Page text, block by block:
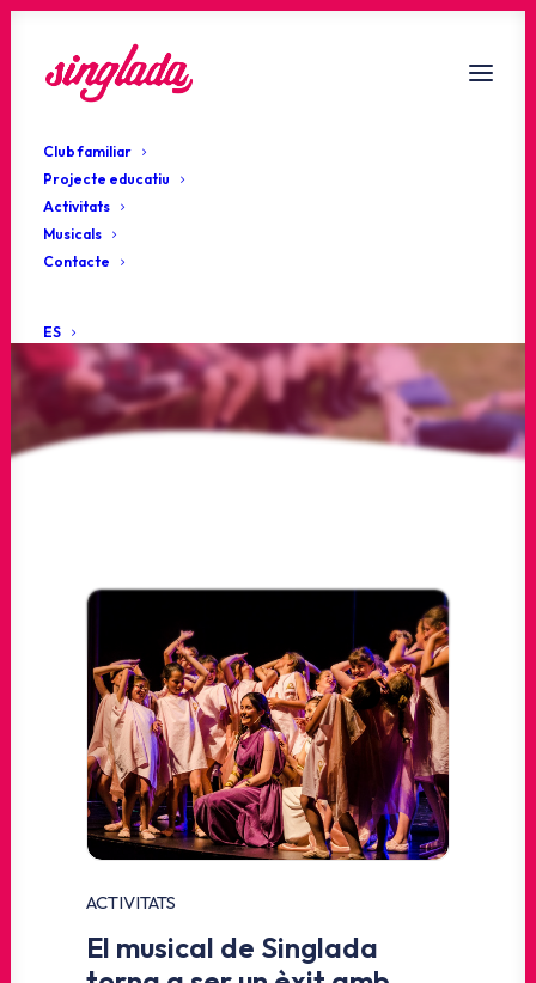
Club familiar
Projecte educatiu
Activitats
Musicals
Contacte
ES
ACTIVITATS
El musical de Singlada